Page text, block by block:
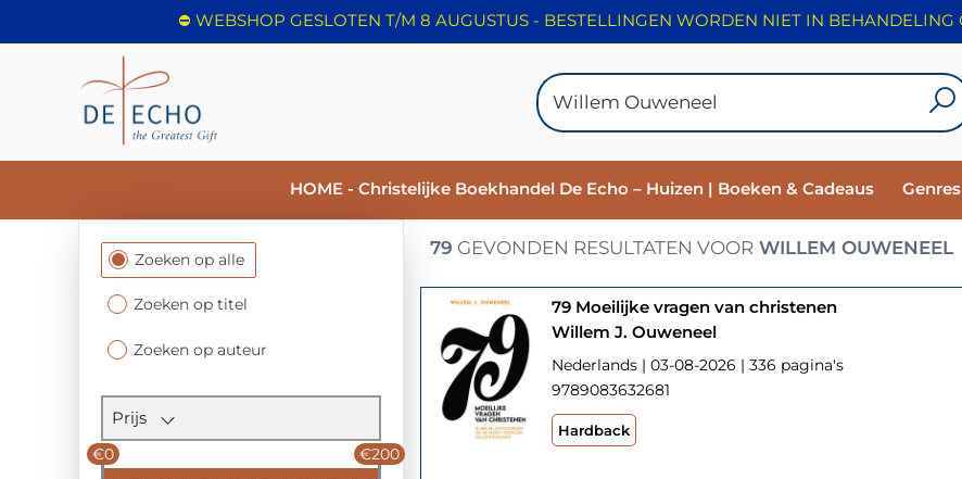
HOME - Christelijke Boekhandel De Echo – Huizen | Boeken & Cadeaus Genres
Filtersectie
Zoeken op alle
Zoeken op titel
Zoeken op auteur
Prijs
€0 €200
79 GEVONDEN RESULTATEN VOOR WILLEM OUWENEEL
79 Moeilijke vragen van christenen
Willem J. Ouweneel
Nederlands | 03-08-2026 | 336 pagina's
9789083632681
Hardback